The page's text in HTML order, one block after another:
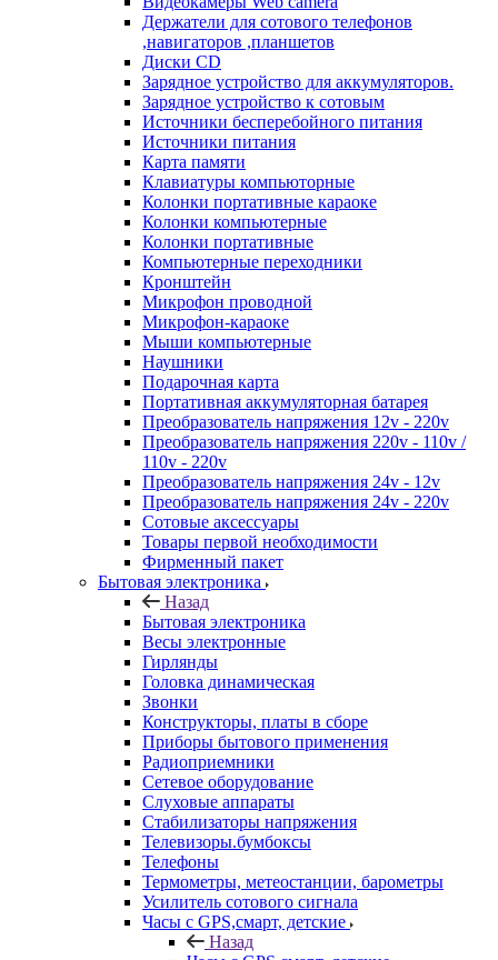
Держатели для сотового телефонов
,навигаторов ,планшетов
Диски CD
Зарядное устройство для аккумуляторов.
Зарядное устройство к сотовым
Источники бесперебойного питания
Источники питания
Карта памяти
Клавиатуры компьюторные
Колонки портативные караоке
Колонки компьютерные
Колонки портативные
Компьютерные переходники
Кронштейн
Микрофон проводной
Микрофон-караоке
Мыши компьютерные
Наушники
Подарочная карта
Портативная аккумуляторная батарея
Преобразователь напряжения 12v - 220v
Преобразователь напряжения 220v - 110v /
110v - 220v
Преобразователь напряжения 24v - 12v
Преобразователь напряжения 24v - 220v
Сотовые аксессуары
Товары первой необходимости
Фирменный пакет
Бытовая электроника
Назад
Бытовая электроника
Весы электронные
Гирлянды
Головка динамическая
Звонки
Конструкторы, платы в сборе
Приборы бытового применения
Радиоприемники
Сетевое оборудование
Слуховые аппараты
Стабилизаторы напряжения
Телевизоры.бумбоксы
Телефоны
Термометры, метеостанции, барометры
Усилитель сотового сигнала
Часы с GPS,смарт, детские
Назад